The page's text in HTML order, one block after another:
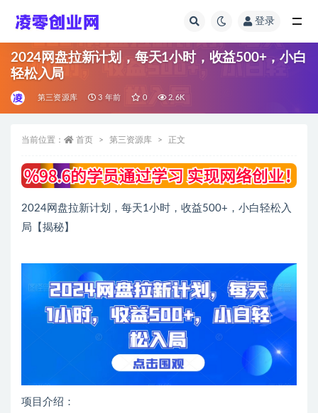
登录
2024网盘拉新计划，每天1小时，收益500+，小白
轻松入局
第三资源库 3 年前 0 2.6K
当前位置： 首页 第三资源库 正文
2024网盘拉新计划，每天1小时，收益500+，小白轻松入
局【揭秘】
项目介绍：